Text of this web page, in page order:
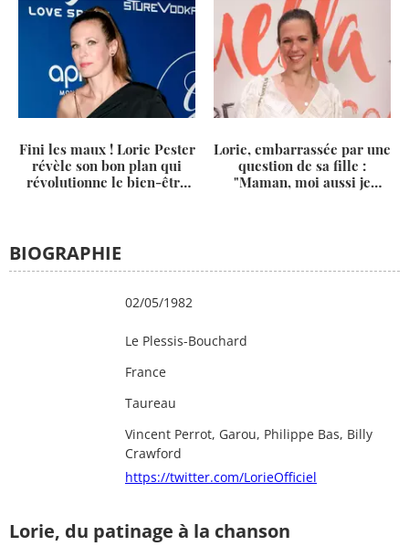
Fini les maux ! Lorie Pester
révèle son bon plan qui
révolutionne le bien-être
Lorie, embarrassée par une
question de sa fille :
"Maman, moi aussi je
BIOGRAPHIE
02/05/1982
Le Plessis-Bouchard
France
Taureau
Vincent Perrot, Garou, Philippe Bas, Billy
Crawford
https://twitter.com/LorieOfficiel
Lorie, du patinage à la chanson